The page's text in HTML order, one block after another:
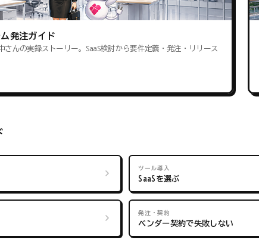
発注ガイド
さんの実録ストーリー。SaaS検討から要件定義・発注・リリース
ツール導入
SaaSを選ぶ
発注・契約
ベンダー契約で失敗しない